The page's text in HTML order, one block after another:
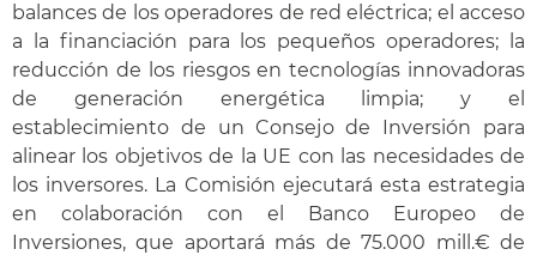
balances de los operadores de red eléctrica; el acceso
a la financiación para los pequeños operadores; la
reducción de los riesgos en tecnologías innovadoras
de generación energética limpia; y el
establecimiento de un Consejo de Inversión para
alinear los objetivos de la UE con las necesidades de
los inversores. La Comisión ejecutará esta estrategia
en colaboración con el Banco Europeo de
Inversiones, que aportará más de 75.000 mill.€ de